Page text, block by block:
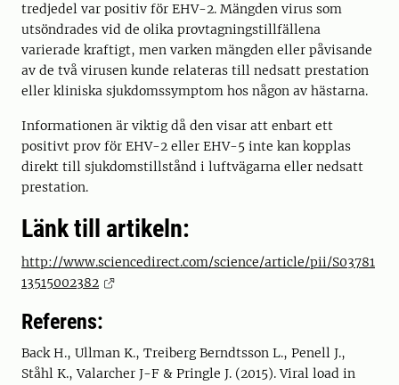
tredjedel var positiv för EHV-2. Mängden virus som
utsöndrades vid de olika provtagningstillfällena
varierade kraftigt, men varken mängden eller påvisande
av de två virusen kunde relateras till nedsatt prestation
eller kliniska sjukdomssymptom hos någon av hästarna.
Informationen är viktig då den visar att enbart ett
positivt prov för EHV-2 eller EHV-5 inte kan kopplas
direkt till sjukdomstillstånd i luftvägarna eller nedsatt
prestation.
Länk till artikeln:
http://www.sciencedirect.com/science/article/pii/S03781
13515002382
Referens:
Back H., Ullman K., Treiberg Berndtsson L., Penell J.,
Ståhl K., Valarcher J-F & Pringle J. (2015). Viral load in